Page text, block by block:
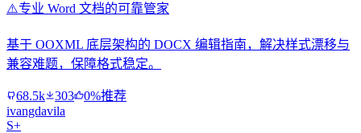
⚠️专业 Word 文档的可靠管家
基于 OOXML 底层架构的 DOCX 编辑指南，解决样式漂移与
兼容难题，保障格式稳定。
68.5k 303
0%推荐
ivangdavila
S+